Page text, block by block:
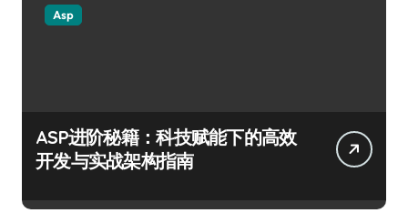
Asp
ASP进阶秘籍：科技赋能下的高效
开发与实战架构指南